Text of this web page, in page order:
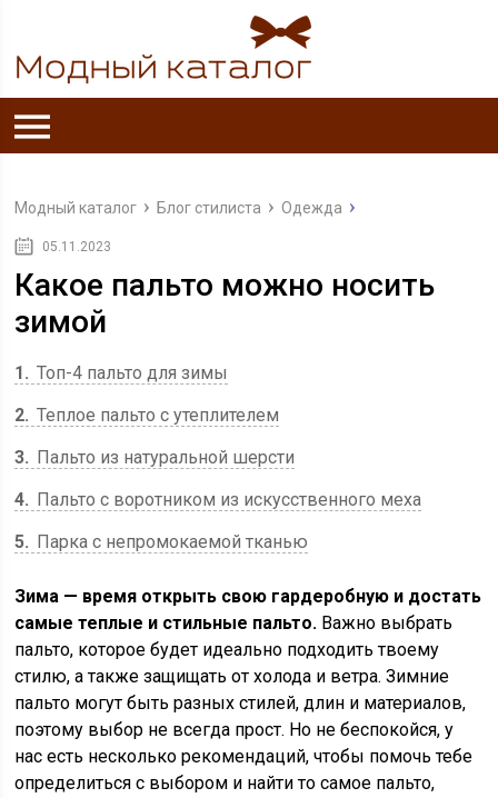
Модный каталог Блог стилиста Одежда
05.11.2023
Какое пальто можно носить
зимой
1
Топ-4 пальто для зимы
2 Теплое пальто с утеплителем
3
Пальто из натуральной шерсти
4
Пальто с воротником из искусственного меха
5
Парка с непромокаемой тканью
Зима — время открыть свою гардеробную и достать
самые теплые и стильные пальто. Важно выбрать
пальто, которое будет идеально подходить твоему
стилю, а также защищать от холода и ветра. Зимние
пальто могут быть разных стилей, длин и материалов,
поэтому выбор не всегда прост. Но не беспокойся, у
нас есть несколько рекомендаций, чтобы помочь тебе
определиться с выбором и найти то самое пальто,